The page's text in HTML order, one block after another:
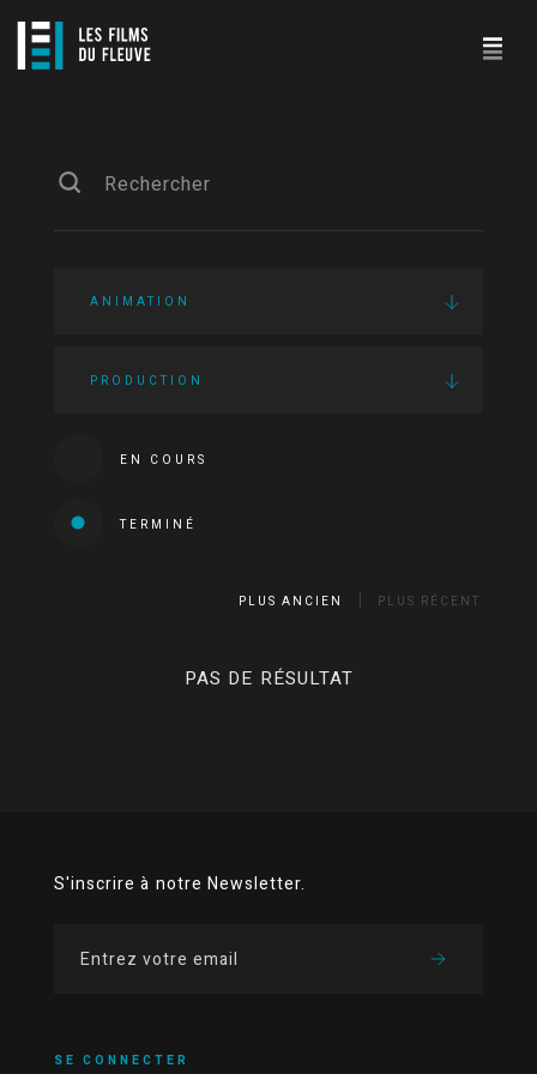
ANIMATION
PRODUCTION
EN COURS
TERMINÉ
PLUS ANCIEN PLUS RÉCENT
PAS DE RÉSULTAT
S'inscrire à notre Newsletter.
SE CONNECTER